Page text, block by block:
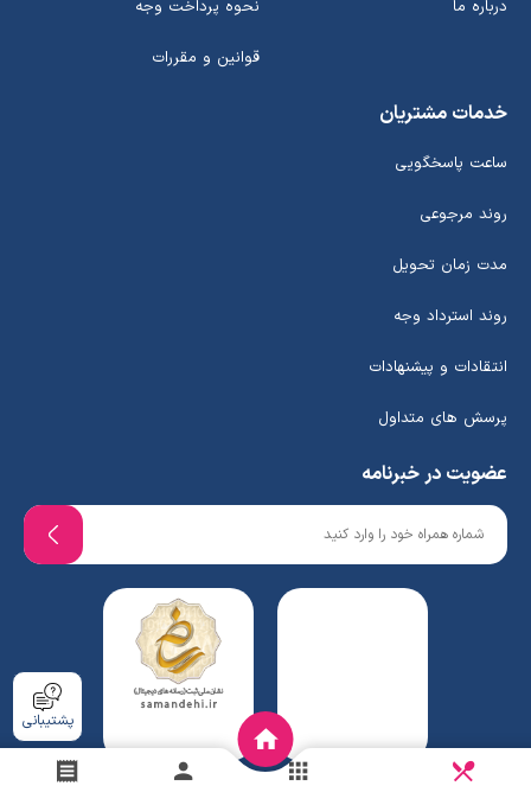
درباره ما نحوه پرداخت وجه
قوانین و مقررات
خدمات مشتریان
ساعت پاسخگویی
روند مرجوعی
مدت زمان تحویل
روند استرداد وجه
انتقادات و پیشنهادات
پرسش های متداول
عضویت در خبرنامه
پشتیبانی